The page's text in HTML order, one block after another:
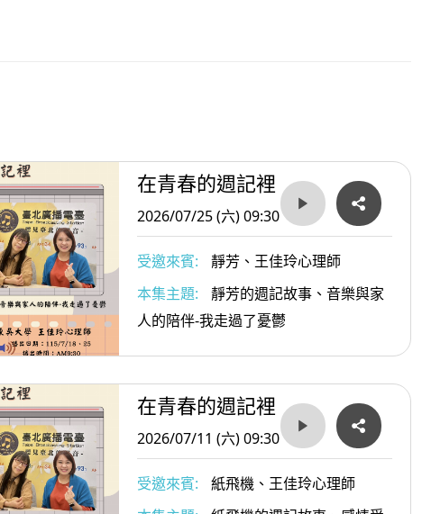
承認自己的同志身份，也想介紹現在的對象給媽媽認
課程有關係，讓他找回自己是誰，也知道應該要活出自
些影響?
實樣貌時，他就不只活在別人的期待裡，而是真正開始
在青春的週記裡
2026/07/25 (六) 09:30
受邀來賓:
靜芳、王佳玲心理師
本集主題:
靜芳的週記故事、音樂與家
人的陪伴-我走過了憂鬱
在青春的週記裡
2026/07/11 (六) 09:30
受邀來賓:
紙飛機、王佳玲心理師